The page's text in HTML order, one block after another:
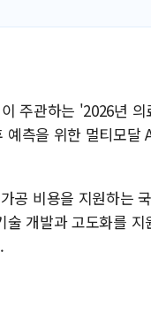
주관하는 '2026년 의
측을 위한 멀티모달
공 비용을 지원하는
술 개발과 고도화를 지